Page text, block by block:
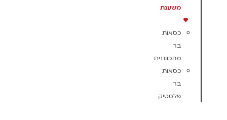
משענת
כסאות
בר
מתכווננים
כסאות
בר
פלסטיק